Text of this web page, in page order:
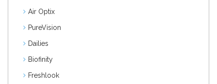
Air Optix
PureVision
Dailies
Biofinity
Freshlook